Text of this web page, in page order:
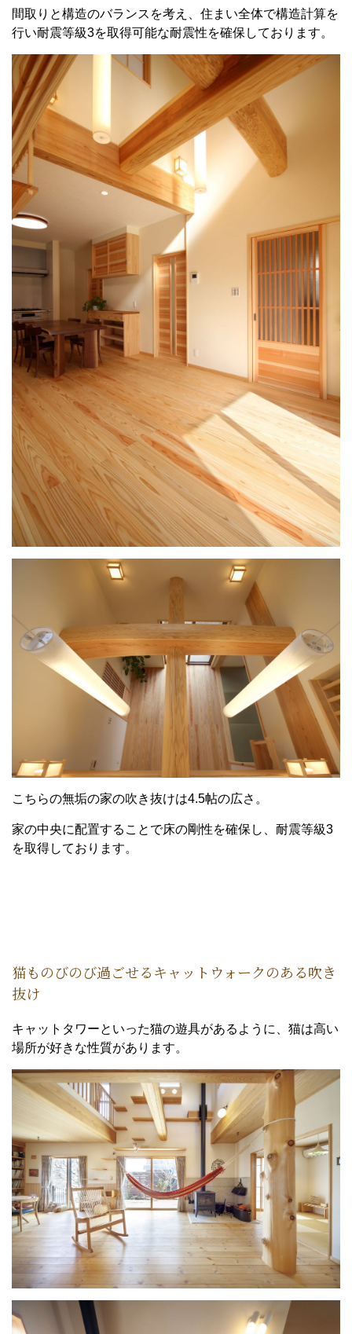
間取りと構造のバランスを考え、住まい全体で構造計算を
行い耐震等級3を取得可能な耐震性を確保しております。
こちらの無垢の家の吹き抜けは4.5帖の広さ。
家の中央に配置することで床の剛性を確保し、耐震等級3
を取得しております。
猫ものびのび過ごせるキャットウォークのある吹き
抜け
キャットタワーといった猫の遊具があるように、猫は高い
場所が好きな性質があります。